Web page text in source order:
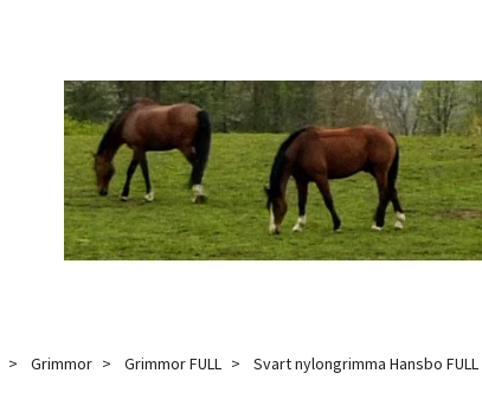
Grimmor Grimmor FULL Svart nylongrimma Hansbo FULL